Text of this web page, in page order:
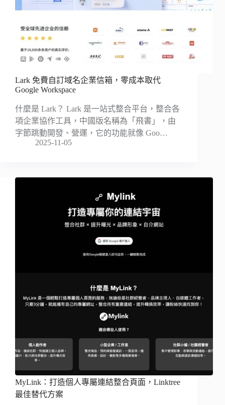
Lark 免費自訂域名企業信箱，零成本取代
Google Workspace
什麼是 Lark？ Lark 是一站式整合平台，整合各
項企業協作工具，中國版名稱為「飛書」，由
字節跳動開發、營運，它的功能就像 Goo…
2025-11-05
MyLink：打造個人專屬連結整合頁面，Linktree
最佳替代方案